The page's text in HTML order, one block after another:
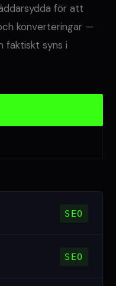
för att
konverteringar —
faktiskt syns i
SEO
SEO